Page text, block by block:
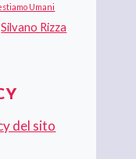
Umani
Silvano Rizza
del sito